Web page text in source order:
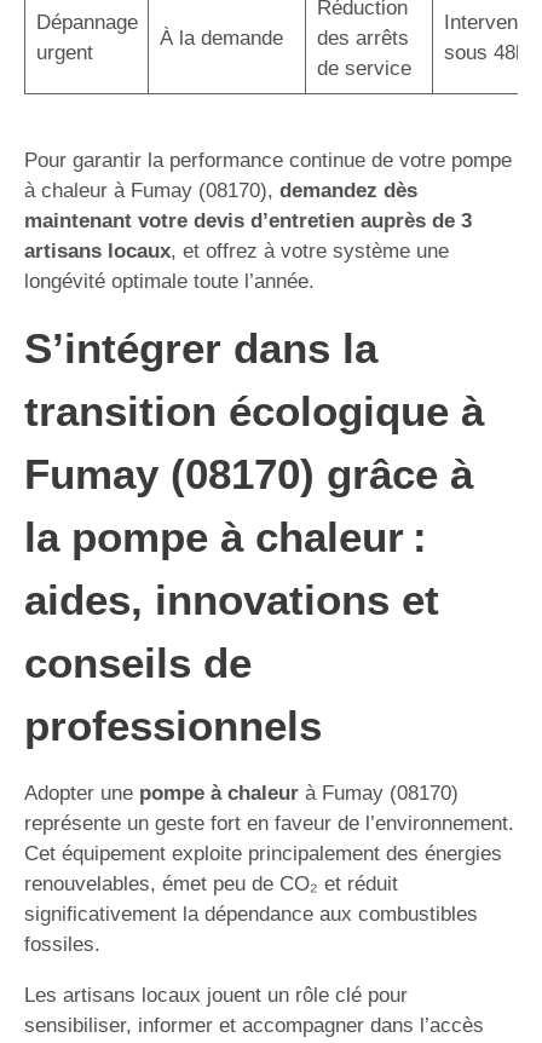
Dépannage
urgent
À la demande
Réduction
des arrêts
de service
sous 48h
Pour garantir la performance continue de votre pompe
à chaleur à Fumay (08170), demandez dès
maintenant votre devis d’entretien auprès de 3
artisans locaux, et offrez à votre système une
longévité optimale toute l’année.
S’intégrer dans la
transition écologique à
Fumay (08170) grâce à
la pompe à chaleur :
aides, innovations et
conseils de
professionnels
Adopter une pompe à chaleur à Fumay (08170)
représente un geste fort en faveur de l’environnement.
Cet équipement exploite principalement des énergies
renouvelables, émet peu de CO₂ et réduit
significativement la dépendance aux combustibles
fossiles.
Les artisans locaux jouent un rôle clé pour
sensibiliser, informer et accompagner dans l’accès